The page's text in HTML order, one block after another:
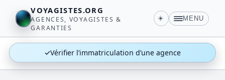
VOYAGISTES.ORG
AGENCES, VOYAGISTES &
GARANTIES
☀️ MENU
✓Vérifier l’immatriculation d’une agence